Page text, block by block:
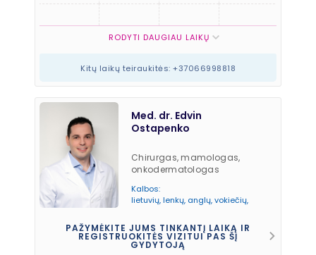
RODYTI DAUGIAU LAIKŲ
Kitų laikų teiraukitės: +37066998818
Med. dr. Edvin
Ostapenko
Chirurgas, mamologas,
onkodermatologas
Kalbos:
lietuvių, lenkų, anglų, vokiečių,
PAŽYMĖKITE JUMS TINKANTĮ LAIKĄ IR
REGISTRUOKITĖS VIZITUI PAS ŠĮ
GYDYTOJĄ